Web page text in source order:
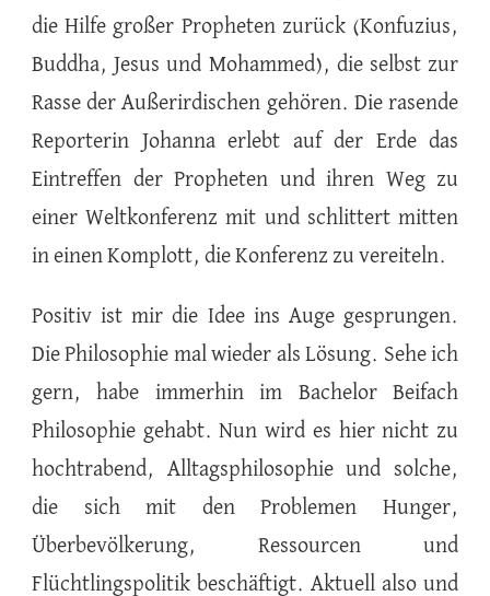
die Hilfe großer Propheten zurück (Konfuzius,
Buddha, Jesus und Mohammed), die selbst zur
Rasse der Außerirdischen gehören. Die rasende
Reporterin Johanna erlebt auf der Erde das
Eintreffen der Propheten und ihren Weg zu
einer Weltkonferenz mit und schlittert mitten
in einen Komplott, die Konferenz zu vereiteln.
Positiv ist mir die Idee ins Auge gesprungen.
Die Philosophie mal wieder als Lösung. Sehe ich
gern, habe immerhin im Bachelor Beifach
Philosophie gehabt. Nun wird es hier nicht zu
hochtrabend, Alltagsphilosophie und solche,
die sich mit den Problemen Hunger,
Überbevölkerung, Ressourcen und
Flüchtlingspolitik beschäftigt. Aktuell also und